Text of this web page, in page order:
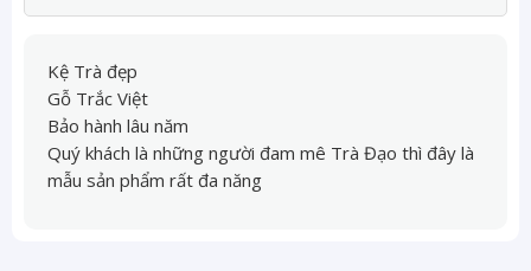
Kệ Trà đẹp
Gỗ Trắc Việt
Bảo hành lâu năm
Quý khách là những người đam mê Trà Đạo thì đây là
mẫu sản phẩm rất đa năng